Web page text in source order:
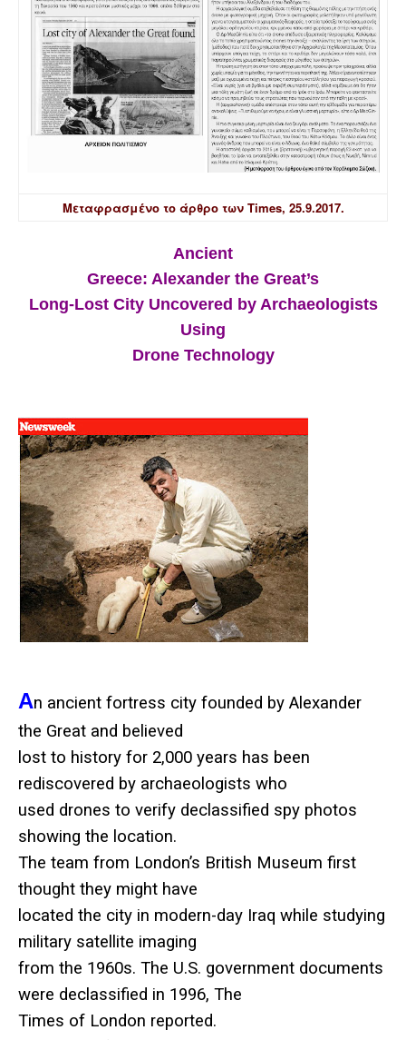
Μεταφρασμένο το άρθρο των Times, 25.9.2017.
Ancient
Greece: Alexander the Great’s
Long-Lost City Uncovered by Archaeologists
Using
Drone Technology
An ancient fortress city founded by Alexander
the Great and believed
lost to history for 2,000 years has been
rediscovered by archaeologists who
used drones to verify declassified spy photos
showing the location.
The team from London’s British Museum first
thought they might have
located the city in modern-day Iraq while studying
military satellite imaging
from the 1960s. The U.S. government documents
were declassified in 1996, The
Times of London reported.